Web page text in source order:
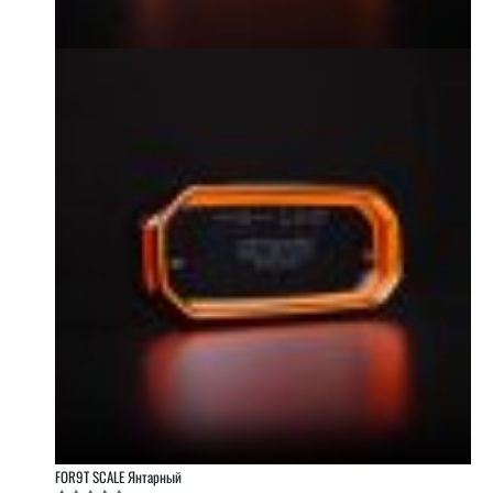
FOR9T SCALE Янтарный